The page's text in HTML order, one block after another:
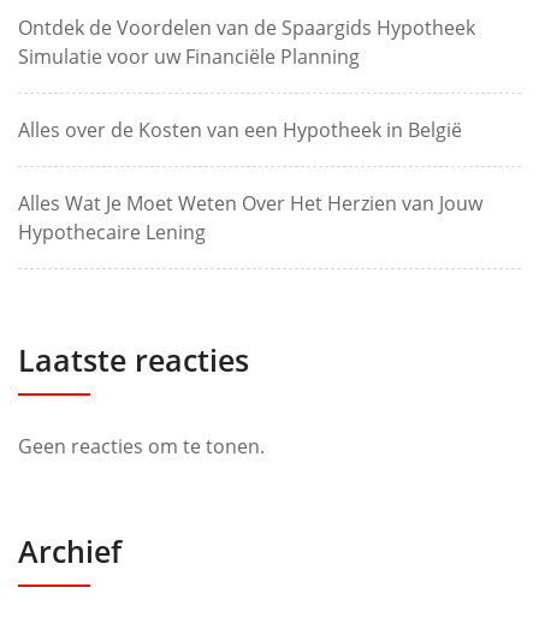
Ontdek de Voordelen van de Spaargids Hypotheek
Simulatie voor uw Financiële Planning
Alles over de Kosten van een Hypotheek in België
Alles Wat Je Moet Weten Over Het Herzien van Jouw
Hypothecaire Lening
Laatste reacties
Geen reacties om te tonen.
Archief